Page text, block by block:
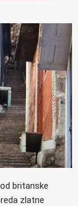
britanske
zlatne